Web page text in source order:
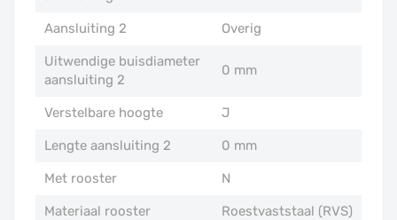
Aansluiting 2 Overig
Uitwendige buisdiameter
aansluiting 2
0 mm
Verstelbare hoogte J
Lengte aansluiting 2 0 mm
Met rooster N
Materiaal rooster Roestvaststaal (RVS)